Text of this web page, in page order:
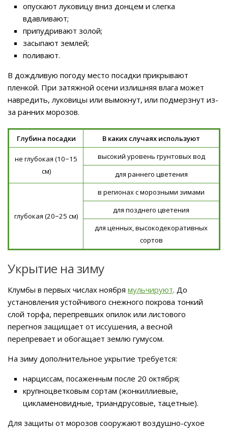
опускают луковицу вниз донцем и слегка
вдавливают;
припудривают золой;
засыпают землей;
поливают.
В дождливую погоду место посадки прикрывают
пленкой. При затяжной осени излишняя влага может
навредить, луковицы или вымокнут, или подмерзнут из-
за ранних морозов.
Глубина посадки В каких случаях используют
не глубокая (10−15
см)
высокий уровень грунтовых вод
для раннего цветения
глубокая (20−25 см)
в регионах с морозными зимами
для позднего цветения
для ценных, высокодекоративных
сортов
Укрытие на зиму
Клумбы в первых числах ноября мульчируют. До
установления устойчивого снежного покрова тонкий
слой торфа, перепревших опилок или листового
перегноя защищает от иссушения, а весной
перепревает и обогащает землю гумусом.
На зиму дополнительное укрытие требуется:
нарциссам, посаженным после 20 октября;
крупноцветковым сортам (жонкиллиевые,
цикламеновидные, триандрусовые, тацетные).
Для защиты от морозов сооружают воздушно-сухое